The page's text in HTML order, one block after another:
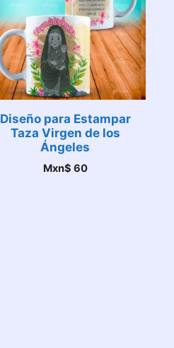
Diseño para Estampar
Taza Virgen de los
Ángeles
Mxn$ 60